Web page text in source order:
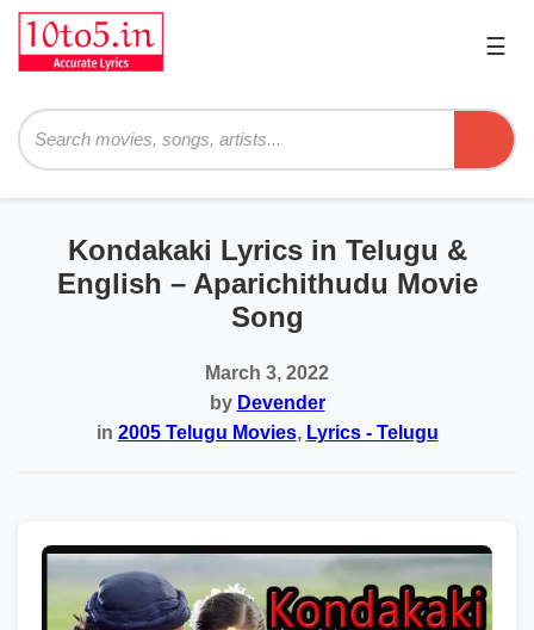
☰
Kondakaki Lyrics in Telugu &
English – Aparichithudu Movie
Song
March 3, 2022
by Devender
in 2005 Telugu Movies, Lyrics - Telugu